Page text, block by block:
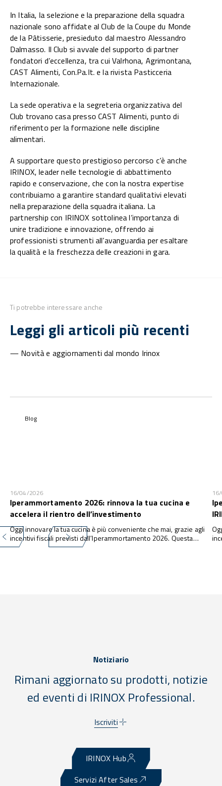
In Italia, la selezione e la preparazione della squadra
nazionale sono affidate al Club de la Coupe du Monde
de la Pâtisserie, presieduto dal maestro Alessandro
Dalmasso. Il Club si avvale del supporto di partner
fondatori d’eccellenza, tra cui Valrhona, Agrimontana,
CAST Alimenti, Con.Pa.It. e la rivista Pasticceria
Internazionale.
La sede operativa e la segreteria organizzativa del
Club trovano casa presso CAST Alimenti, punto di
riferimento per la formazione nelle discipline
alimentari.
A supportare questo prestigioso percorso c’è anche
IRINOX, leader nelle tecnologie di abbattimento
rapido e conservazione, che con la nostra expertise
contribuiamo a garantire standard qualitativi elevati
nella preparazione della squadra italiana. La
partnership con IRINOX sottolinea l’importanza di
unire tradizione e innovazione, offrendo ai
professionisti strumenti all’avanguardia per esaltare
la qualità e la freschezza delle creazioni in gara.
Ti potrebbe interessare anche
Leggi gli articoli più recenti
— Novità e aggiornamenti dal mondo Irinox
Blog
16/04/2026
Iperammortamento 2026: rinnova la tua cucina e
accelera il rientro dell’investimento
Oggi innovare la tua cucina è più conveniente che mai, grazie agli
incentivi fiscali previsti dall’Iperammortamento 2026. Questa
misura consente alle imprese di investire in nuove attrezzature e
Notiziario
Rimani aggiornato su prodotti, notizie
ed eventi di IRINOX Professional.
Iscriviti
IRINOX Hub
Servizi After Sales